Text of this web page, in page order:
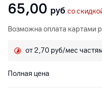
65,00 руб со
Возможна оплата картами
от 2,70 руб/мес
Полная цена